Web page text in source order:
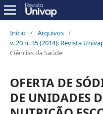
Início / Arquivos /
v. 20 n. 35 (2014): Revista
Ciências da Saúde
OFERTA DE
DE UNIDADES